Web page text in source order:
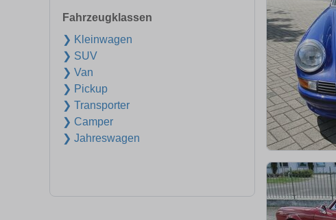
Fahrzeugklassen
❯ Kleinwagen
❯ SUV
❯ Van
❯ Pickup
❯ Transporter
❯ Camper
❯ Jahreswagen